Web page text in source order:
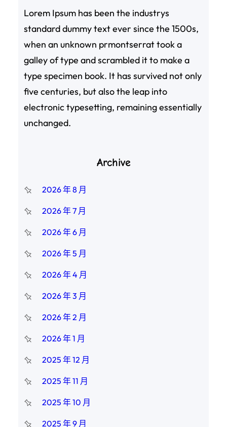
Lorem Ipsum has been the industrys
standard dummy text ever since the 1500s,
when an unknown prmontserrat took a
galley of type and scrambled it to make a
type specimen book. It has survived not only
five centuries, but also the leap into
electronic typesetting, remaining essentially
unchanged.
Archive
2026 年 8 月
2026 年 7 月
2026 年 6 月
2026 年 5 月
2026 年 4 月
2026 年 3 月
2026 年 2 月
2026 年 1 月
2025 年 12 月
2025 年 11 月
2025 年 10 月
2025 年 9 月